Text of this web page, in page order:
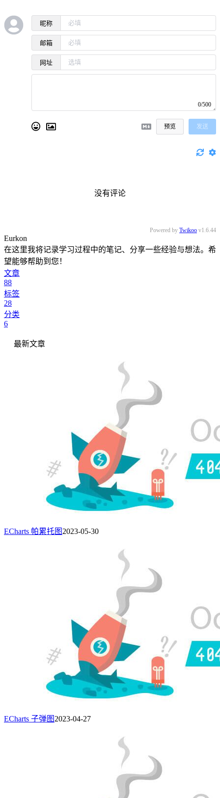
昵称
邮箱
网址
0/500
预览 发送
没有评论
Powered by Twikoo v1.6.44
Eurkon
在这里我将记录学习过程中的笔记、分享一些经验与想法。希
望能够帮助到您！
文章
88
标签
28
分类
6
最新文章
ECharts 帕累托图 2023-05-30
ECharts 子弹图 2023-04-27